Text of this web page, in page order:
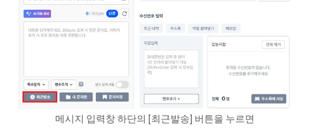
메시지 입력창 하단의 [최근발송] 버튼을 누르면